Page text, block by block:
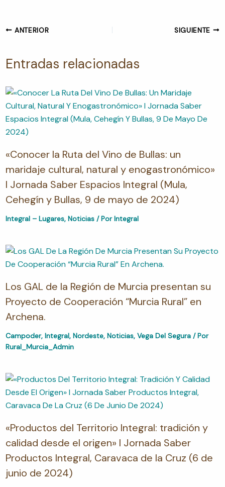
ANTERIOR SIGUIENTE
Entradas relacionadas
«Conocer la Ruta del Vino de Bullas: un
maridaje cultural, natural y enogastronómico»
I Jornada Saber Espacios Integral (Mula,
Cehegín y Bullas, 9 de mayo de 2024)
Integral – Lugares,Noticias / PorIntegral
Los GAL de la Región de Murcia presentan su
Proyecto de Cooperación “Murcia Rural” en
Archena.
Campoder,Integral,Nordeste,Noticias,Vega Del Segura / Por
Rural_Murcia_Admin
«Productos del Territorio Integral: tradición y
calidad desde el origen» I Jornada Saber
Productos Integral, Caravaca de la Cruz (6 de
junio de 2024)